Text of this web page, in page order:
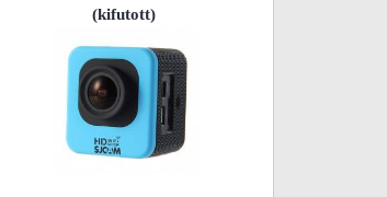
(kifutott)